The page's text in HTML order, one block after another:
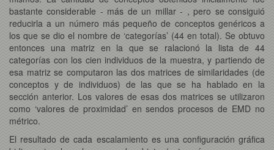
bastante considerable - más de un millar - , pero se consiguió
reducirla a un número más pequeño de conceptos genéricos a
los que se dio el nombre de ‘categorías’ (44 en total). Se obtuvo
entonces una matriz en la que se ralacionó la lista de 44
categorías con los cien individuos de la muestra, y partiendo de
esa matriz se computaron las dos matrices de similaridades (de
conceptos y de individuos) de las que se ha hablado en la
sección anterior. Los valores de esas dos matrices se utilizaron
como ‘valores de proximidad’ en sendos procesos de EMD no
métrico.
El resultado de cada escalamiento es una configuración gráfica